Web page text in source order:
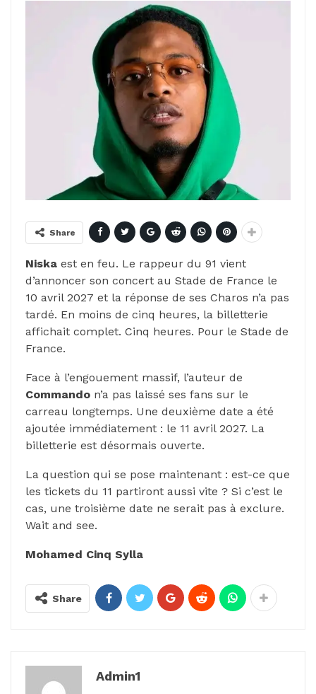
Share
Niska est en feu. Le rappeur du 91 vient
d’annoncer son concert au Stade de France le
10 avril 2027 et la réponse de ses Charos n’a pas
tardé. En moins de cinq heures, la billetterie
affichait complet. Cinq heures. Pour le Stade de
France.
Face à l’engouement massif, l’auteur de
Commando n’a pas laissé ses fans sur le
carreau longtemps. Une deuxième date a été
ajoutée immédiatement : le 11 avril 2027. La
billetterie est désormais ouverte.
La question qui se pose maintenant : est-ce que
les tickets du 11 partiront aussi vite ? Si c’est le
cas, une troisième date ne serait pas à exclure.
Wait and see.
Mohamed Cinq Sylla
Share
Admin1